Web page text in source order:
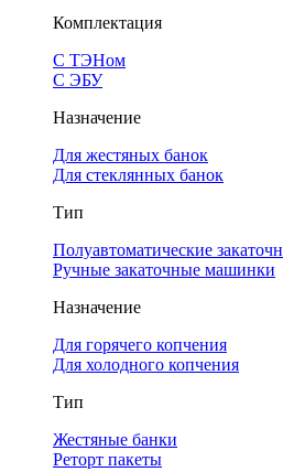
Комплектация
С ТЭНом
С ЭБУ
Назначение
Для жестяных банок
Для стеклянных банок
Тип
Полуавтоматические
Ручные закаточные машинки
Назначение
Для горячего копчения
Для холодного копчения
Тип
Жестяные банки
Реторт пакеты